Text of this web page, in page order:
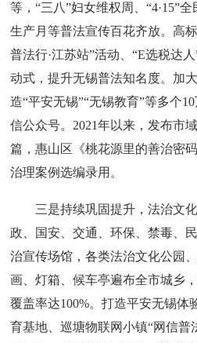
等，“三八”妇女维权周、“4·15”
生产月等普法宣传百花齐放。高
普法行·江苏站”活动、“E选税达
动式，提升无锡普法知名度。加
造“平安无锡”“无锡教育”等多个
信公众号。2021年以来，发布市
篇，惠山区《桃花源里的善治密
治理案例选编录用。
三是持续巩固提升，法治文化
政、国安、交通、环保、禁毒、
治宣传场馆，各类法治文化公园
画、灯箱、候车亭遍布全市城乡
覆盖率达100%。打造平安无锡体
育基地、巡塘物联网小镇“网信普